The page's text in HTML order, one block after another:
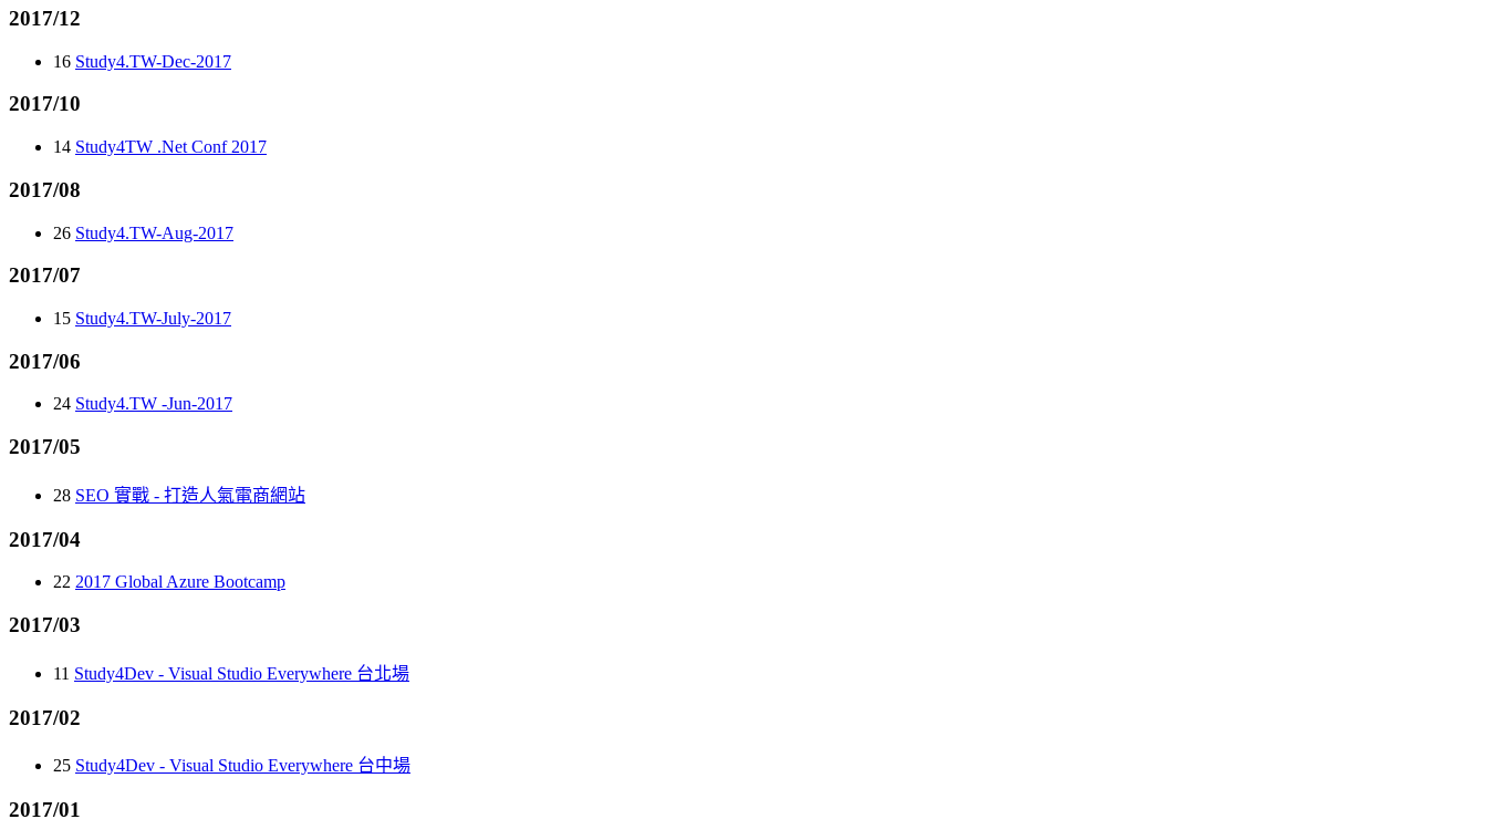
2017/12
16 Study4.TW-Dec-2017
2017/10
14 Study4TW .Net Conf 2017
2017/08
26 Study4.TW-Aug-2017
2017/07
15 Study4.TW-July-2017
2017/06
24 Study4.TW -Jun-2017
2017/05
28 SEO 實戰 - 打造人氣電商網站
2017/04
22 2017 Global Azure Bootcamp
2017/03
11 Study4Dev - Visual Studio Everywhere 台北場
2017/02
25 Study4Dev - Visual Studio Everywhere 台中場
2017/01